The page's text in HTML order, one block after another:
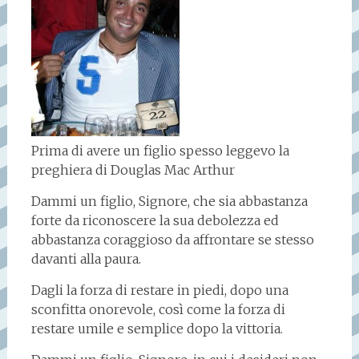
Prima di avere un figlio spesso leggevo la
preghiera di Douglas Mac Arthur
Dammi un figlio, Signore, che sia abbastanza
forte da riconoscere la sua debolezza ed
abbastanza coraggioso da affrontare se stesso
davanti alla paura.
Dagli la forza di restare in piedi, dopo una
sconfitta onorevole, così come la forza di
restare umile e semplice dopo la vittoria.